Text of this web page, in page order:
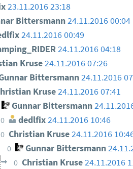
23.11.2016 23:18
Bittersmann24.11.2016 00:04
24.11.2016 00:49
24.11.2016 04:18
Kruse24.11.2016 07:26
Bittersmann24.11.2016
Kruse24.11.2016 07:41
Gunnar Bittersmann
0 dedlfix24.11.2016 10:46
0 Christian Kruse24.11.2016
0 Gunnar Bittersmann
0 Christian Kruse24.11.2016